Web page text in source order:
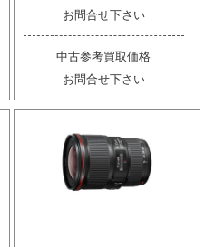
お問合せ下さい
中古参考買取価格
お問合せ下さい